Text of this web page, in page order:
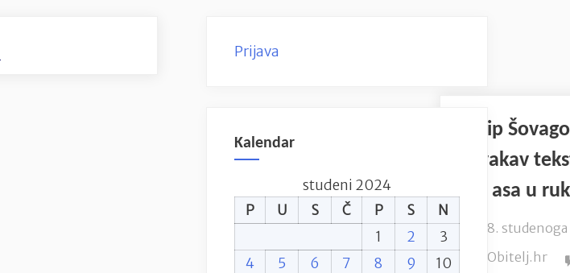
Filip
ovakav
tri asa u
Posted
on
8.
By
Obitelj.hr
Prijava
Kalendar
studeni 2024
P
U S Č P S
N
1
2
3
4
5 6 7 8 9
10